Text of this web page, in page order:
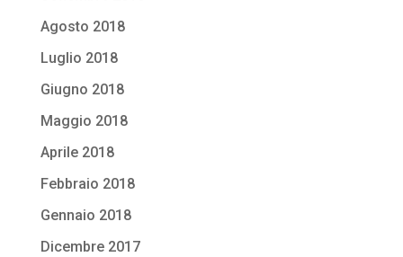
Agosto 2018
Luglio 2018
Giugno 2018
Maggio 2018
Aprile 2018
Febbraio 2018
Gennaio 2018
Dicembre 2017